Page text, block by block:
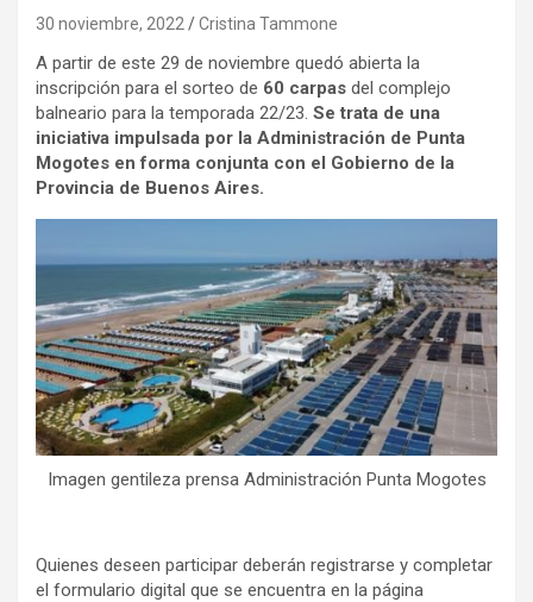
30 noviembre, 2022 Cristina Tammone
A partir de este 29 de noviembre quedó abierta la
inscripción para el sorteo de 60 carpas del complejo
balneario para la temporada 22/23. Se trata de una
iniciativa impulsada por la Administración de Punta
Mogotes en forma conjunta con el Gobierno de la
Provincia de Buenos Aires.
Imagen gentileza prensa Administración Punta Mogotes
Quienes deseen participar deberán registrarse y completar
el formulario digital que se encuentra en la página